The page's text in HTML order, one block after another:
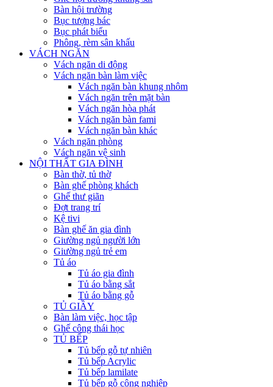
Bàn hội trường
Bục tượng bác
Bục phát biểu
Phông, rèm sân khấu
VÁCH NGĂN
Vách ngăn di động
Vách ngăn bàn làm việc
Vách ngăn bàn khung nhôm
Vách ngăn trên mặt bàn
Vách ngăn hòa phát
Vách ngăn bàn fami
Vách ngăn bàn khác
Vách ngăn phòng
Vách ngăn vệ sinh
NỘI THẤT GIA ĐÌNH
Bàn thờ, tủ thờ
Bàn ghế phòng khách
Ghế thư giãn
Đợt trang trí
Kệ tivi
Bàn ghế ăn gia đình
Giường ngủ người lớn
Giường ngủ trẻ em
Tủ áo
Tủ áo gia đình
Tủ áo bằng sắt
Tủ áo bằng gỗ
TỦ GIẦY
Bàn làm việc, học tập
Ghế công thái học
TỦ BẾP
Tủ bếp gỗ tự nhiên
Tủ bếp Acrylic
Tủ bếp lamilate
Tủ bếp gỗ công nghiệp